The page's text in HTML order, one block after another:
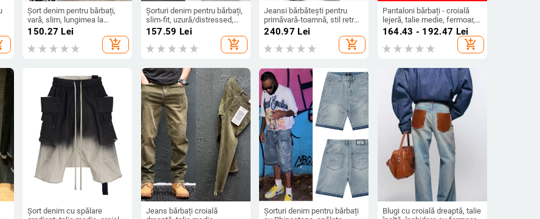
Șort denim pentru bărbați,
vară, slim, lungimea la
jumătatea coapsei, stil
buzunare
150.27 Lei
add_shopping_cart
Șorturi denim pentru bărbați,
slim-fit, uzură/distressed,
talie medie, stil coreean, hip-
157.59 Lei
add_shopping_cart
Jeansi bărbătești pentru
primăvară-toamnă, stil retro,
croială largă și dreaptă,
240.97 Lei
add_shopping_cart
Pantaloni bărbați - croială
lejeră, talie medie, fermoar,
material din bumbac, stil de
164.43 - 192.47 Lei
add_shopping_cart
Șort denim cu spălare
Jeans bărbați croială
Șorturi denim pentru bărbați
Blugi cu croială dreaptă, talie